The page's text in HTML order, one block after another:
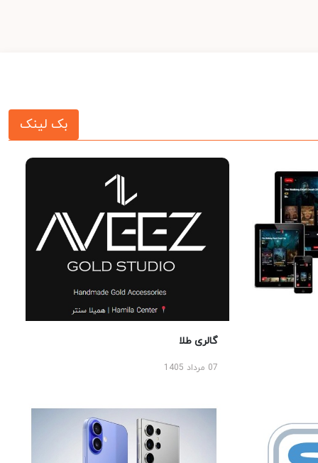
بک لینک
گالری طلا
07 مرداد 1405